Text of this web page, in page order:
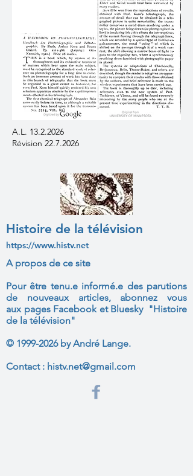
A.L. 13.2.2026
Révision 22.7.2026
Histoire de la télévision
https://www.histv.net
A propos de ce site
Pour être tenu.e informé.e des parutions
de nouveaux articles, abonnez vous
aux pages Facebook et Bluesky "Histoire
de la télévision"
© 1999-2026by André Lange.
Contact : histv.net@gmail.com